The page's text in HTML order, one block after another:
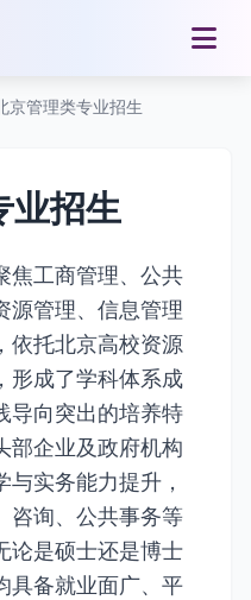
京管理类专业招生
业招生
焦工商管理、公共
源管理、信息管理
依托北京高校资源
形成了学科体系成
导向突出的培养特
部企业及政府机构
实务能力提升，
咨询、公共事务等
论是硕士还是博士
具备就业面广、平